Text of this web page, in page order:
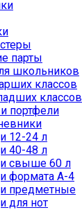
парты
школьников
классов
классов
портфели
12-24 л
40-48 л
свыше 60 л
формата А-4
предметные
для нот